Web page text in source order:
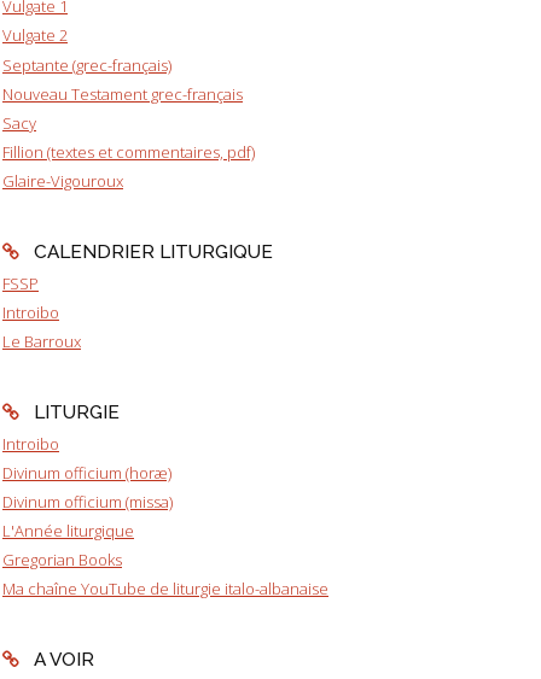
Vulgate 1
Vulgate 2
Septante (grec-français)
Nouveau Testament grec-français
Sacy
Fillion (textes et commentaires, pdf)
Glaire-Vigouroux
CALENDRIER LITURGIQUE
FSSP
Introibo
Le Barroux
LITURGIE
Introibo
Divinum officium (horæ)
Divinum officium (missa)
L'Année liturgique
Gregorian Books
Ma chaîne YouTube de liturgie italo-albanaise
A VOIR